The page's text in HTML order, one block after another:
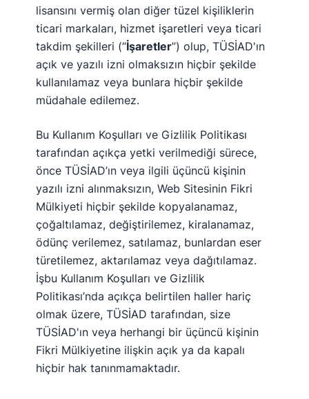
lisansını vermiş olan diğer tüzel kişiliklerin
ticari markaları, hizmet işaretleri veya ticari
takdim şekilleri (“İşaretler”) olup, TÜSİAD'ın
açık ve yazılı izni olmaksızın hiçbir şekilde
kullanılamaz veya bunlara hiçbir şekilde
müdahale edilemez.
Bu Kullanım Koşulları ve Gizlilik Politikası
tarafından açıkça yetki verilmediği sürece,
önce TÜSİAD’ın veya ilgili üçüncü kişinin
yazılı izni alınmaksızın, Web Sitesinin Fikri
Mülkiyeti hiçbir şekilde kopyalanamaz,
çoğaltılamaz, değiştirilemez, kiralanamaz,
ödünç verilemez, satılamaz, bunlardan eser
türetilemez, aktarılamaz veya dağıtılamaz.
İşbu Kullanım Koşulları ve Gizlilik
Politikası’nda açıkça belirtilen haller hariç
olmak üzere, TÜSİAD tarafından, size
TÜSİAD'ın veya herhangi bir üçüncü kişinin
Fikri Mülkiyetine ilişkin açık ya da kapalı
hiçbir hak tanınmamaktadır.